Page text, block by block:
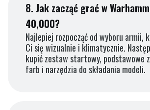
8. Jak zacząć grać w
40,000?
Najlepiej rozpocząć od wyboru armii,
Ci się wizualnie i klimatycznie.
kupić zestaw startowy, podstawowe
farb i narzędzia do składania modeli.